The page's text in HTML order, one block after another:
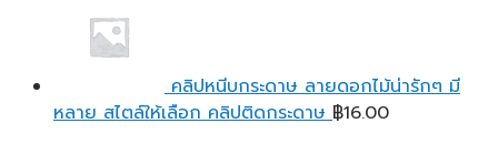
คลิปหนีบกระดาษ ลายดอกไม้น่ารักๆ มี
หลาย สไตล์ให้เลือก คลิปติดกระดาษ ฿16.00